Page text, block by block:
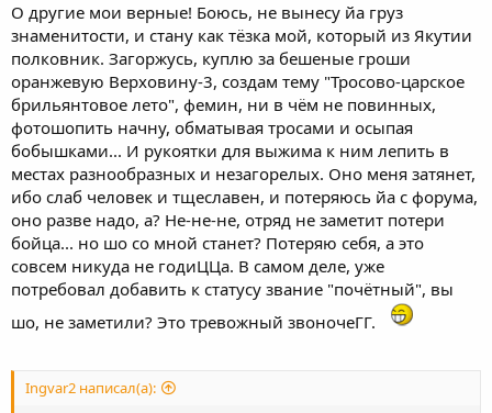
О другие мои верные! Боюсь, не вынесу йа груз
знаменитости, и стану как тёзка мой, который из Якутии
полковник. Загоржусь, куплю за бешеные гроши
оранжевую Верховину-3, создам тему "Тросово-царское
брильянтовое лето", фемин, ни в чём не повинных,
фотошопить начну, обматывая тросами и осыпая
бобышками... И рукоятки для выжима к ним лепить в
местах разнообразных и незагорелых. Оно меня затянет,
ибо слаб человек и тщеславен, и потеряюсь йа с форума,
оно разве надо, а? Не-не-не, отряд не заметит потери
бойца... но шо со мной станет? Потеряю себя, а это
совсем никуда не годиЦЦа. В самом деле, уже
потребовал добавить к статусу звание "почётный", вы
шо, не заметили? Это тревожный звоночеГГ.
Ingvar2 написал(а):